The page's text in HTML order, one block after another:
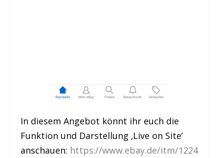
In diesem Angebot könnt ihr euch die
Funktion und Darstellung ‚Live on Site‘
anschauen: https://www.ebay.de/itm/1224